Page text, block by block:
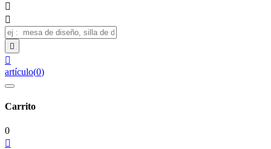




artículo(0)
Carrito
0
